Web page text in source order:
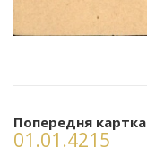
Попередня картка
01.01.4215